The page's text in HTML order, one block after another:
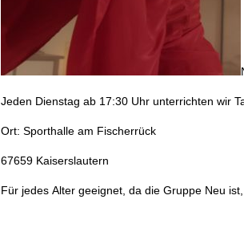
Jeden Dienstag ab 17:30 Uhr unterrichten wir
Ort: Sporthalle am Fischerrück
67659 Kaiserslautern
Für jedes Alter geeignet, da die Gruppe Neu